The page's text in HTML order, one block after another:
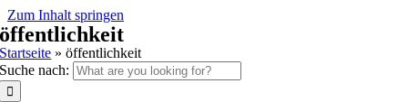
Zum Inhalt springen
öffentlichkeit
Startseite »öffentlichkeit
Suche nach: